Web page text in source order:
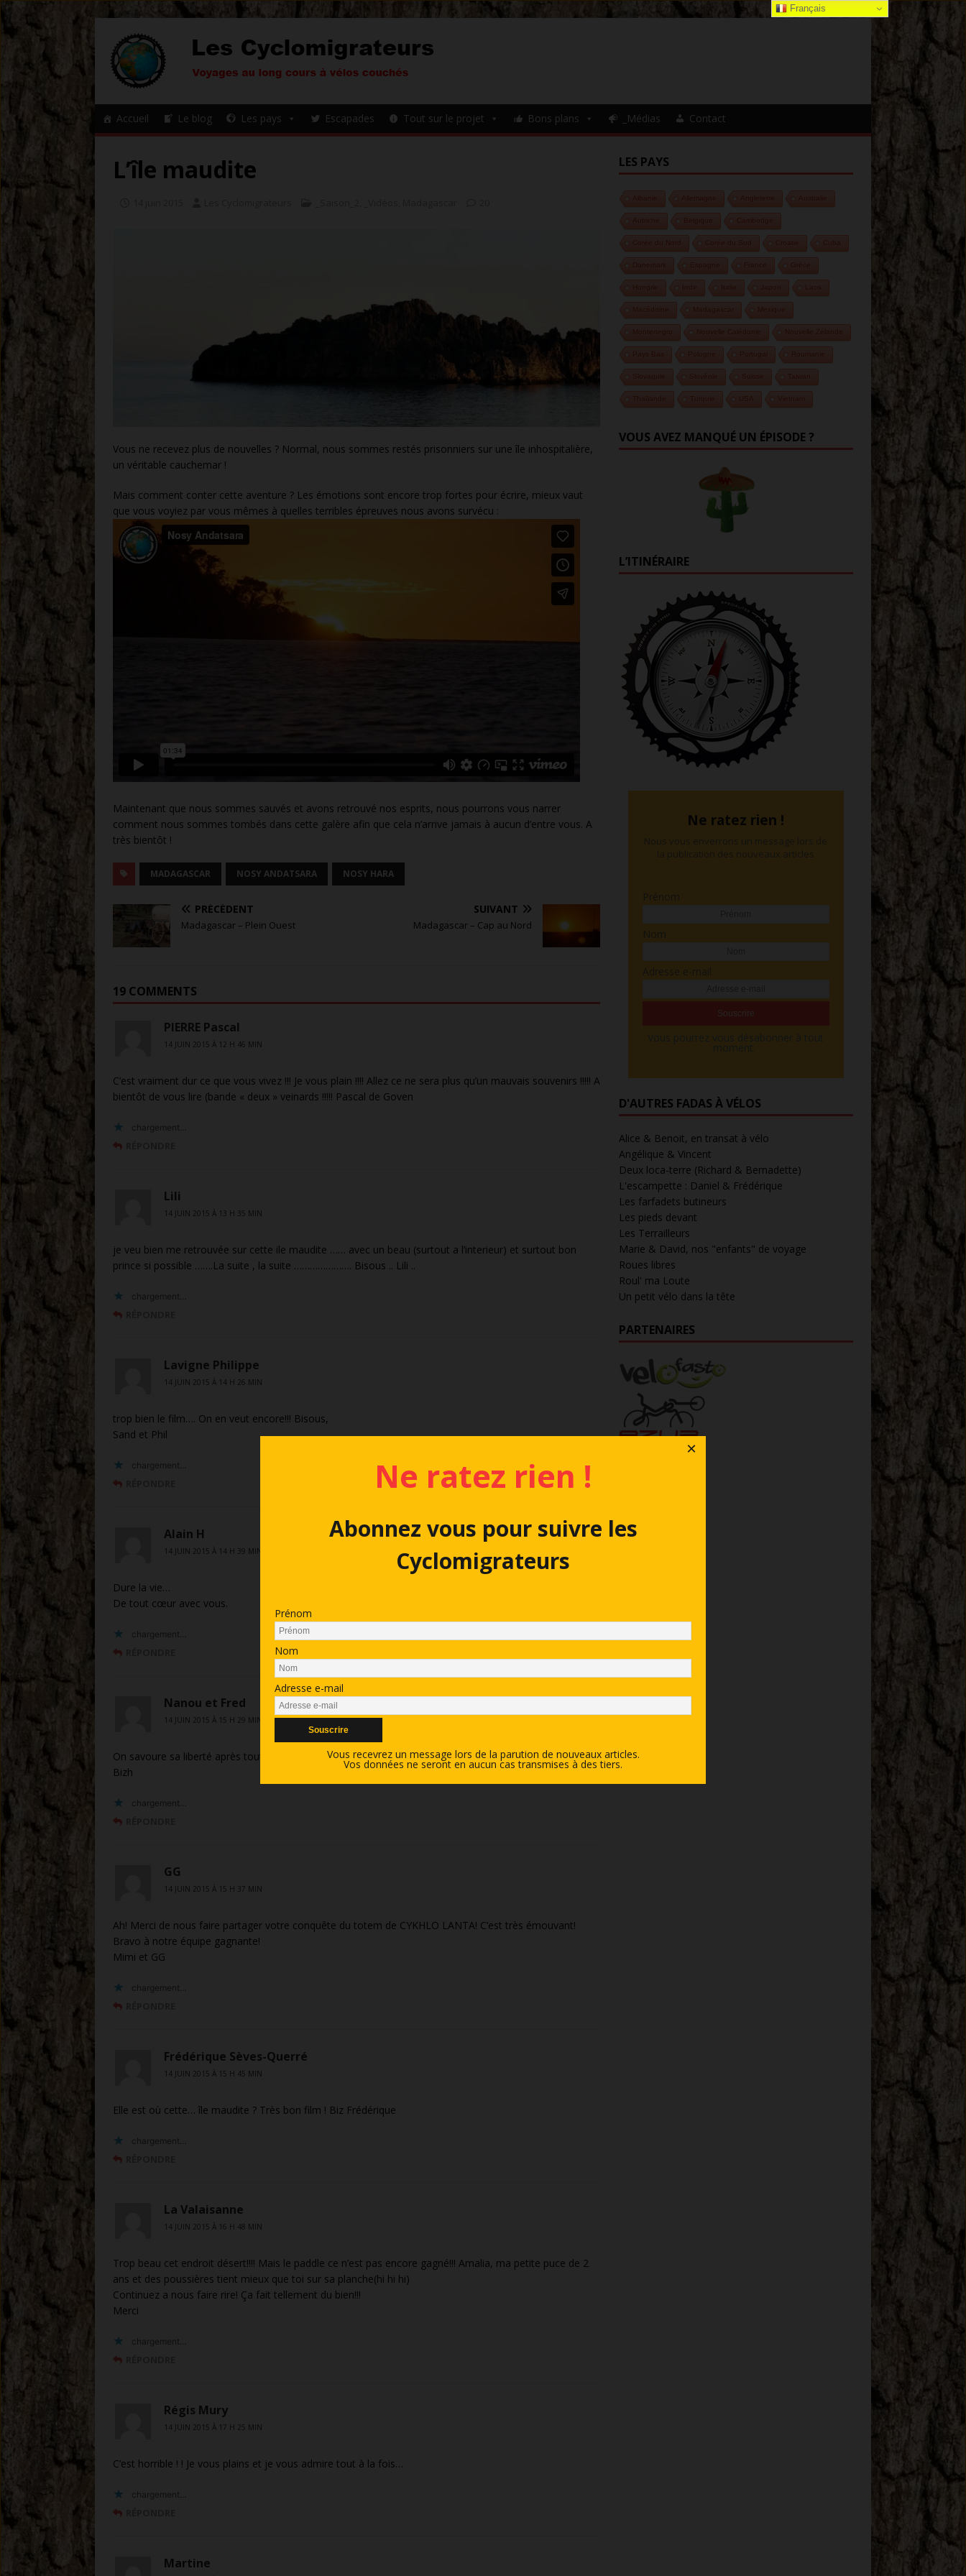
Accueil Le blog Les pays Escapades Tout sur le projet Bons plans _Médias Contact
L’île maudite
Vous ne recevez plus de nouvelles ? Normal, nous sommes restés prisonniers sur une île inhospitalière,
un véritable cauchemar !
Mais comment conter cette aventure ? Les émotions sont encore trop fortes pour écrire, mieux vaut
que vous voyiez par vous mêmes à quelles terribles épreuves nous avons survécu :
Maintenant que nous sommes sauvés et avons retrouvé nos esprits, nous pourrons vous narrer
comment nous sommes tombés dans cette galère afin que cela n’arrive jamais à aucun d’entre vous. A
très bientôt !
MADAGASCAR NOSY ANDATSARA NOSY HARA
PRÉCÉDENT
Madagascar – Plein Ouest
SUIVANT
Madagascar – Cap au Nord
19 COMMENTS
PIERRE Pascal
14 JUIN 2015 À 12 H 46 MIN
C’est vraiment dur ce que vous vivez !!! Je vous plain !!!! Allez ce ne sera plus qu’un mauvais souvenirs !!!!! A
bientôt de vous lire (bande « deux » veinards !!!!! Pascal de Goven
chargement…
Lili
14 JUIN 2015 À 13 H 35 MIN
je veu bien me retrouvée sur cette ile maudite …… avec un beau (surtout a l’interieur) et surtout bon
prince si possible …….La suite , la suite …………………. Bisous .. Lili ..
chargement…
Lavigne Philippe
14 JUIN 2015 À 14 H 26 MIN
trop bien le film…. On en veut encore!!! Bisous,
Sand et Phil
chargement…
Alain H
14 JUIN 2015 À 14 H 39 MIN
Dure la vie…
De tout cœur avec vous.
chargement…
Nanou et Fred
14 JUIN 2015 À 15 H 29 MIN
On savoure sa liberté après tout ça !
Bizh
chargement…
GG
14 JUIN 2015 À 15 H 37 MIN
Ah! Merci de nous faire partager votre conquête du totem de CYKHLO LANTA! C’est très émouvant!
Bravo à notre équipe gagnante!
Mimi et GG
chargement…
Frédérique Sèves-Querré
14 JUIN 2015 À 15 H 45 MIN
Elle est où cette… île maudite ? Très bon film ! Biz Frédérique
chargement…
La Valaisanne
14 JUIN 2015 À 16 H 48 MIN
Trop beau cet endroit désert!!!! Mais le paddle ce n’est pas encore gagné!!! Amalia, ma petite puce de 2
ans et des poussières tient mieux que toi sur sa planche(hi hi hi)
Continuez a nous faire rire! Ça fait tellement du bien!!!
Merci
chargement…
Régis Mury
14 JUIN 2015 À 17 H 25 MIN
C’est horrible ! ! Je vous plains et je vous admire tout à la fois…
chargement…
Martine
LES PAYS
Albanie Allemagne Angleterre Australie
Autriche Belgique
Corée du Nord Corée du Sud
Danemark Espagne France Grèce
Hongrie
Macédoine Madagascar Mexique
Montenegro Nouvelle Calédonie Nouvelle Zélande
Pays Bas Pologne Portugal Roumanie
Slovaquie Slovénie Suisse Taiwan
Thaïlande USA Vietnam
VOUS AVEZ MANQUÉ UN ÉPISODE ?
L’ITINÉRAIRE
Ne ratez rien !
D'AUTRES FADAS À VÉLOS
Alice & Benoit, en transat à vélo
Angélique & Vincent
Deux loca-terre (Richard & Bernadette)
L'escampette : Daniel & Frédérique
Les farfadets butineurs
Les pieds devant
Les Terrailleurs
Marie & David, nos "enfants" de voyage
Roues libres
Roul' ma Loute
Un petit vélo dans la tête
PARTENAIRES
Ne ratez rien !
Abonnez vous pour suivre les
Cyclomigrateurs
Prénom
Nom
Adresse e-mail
Vous recevrez un message lors de la parution de nouveaux articles.
Vos données ne seront en aucun cas transmises à des tiers.
×
Français